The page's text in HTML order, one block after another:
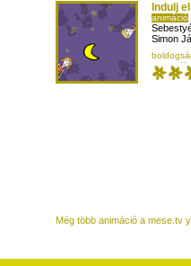
Indulj
animáció
Simon
szerelem
Még több animáció a mese.tv